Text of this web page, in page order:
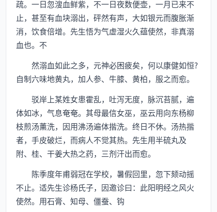
疏。一日忽溲血鲜紫，不一日夜数便壶，一月已来不
止，甚至有血块溺出，砰然有声，大如银元而腹胀渐
消，饮食倍增。先生悟为气虚湿火久蕴使然，非真溺
血也。不
然溺血如此之多，元神必困疲矣，何以康健如恒?
自制六味地黄丸，加人参、牛膝、黄柏，服之而愈。
驳岸上某姓女患霍乱，吐泻无度，脉沉苔腻，遍
体如冰，气息奄奄。其母最信女巫，巫云用向东杨柳
枝煎汤薰洗，因用沸汤遍体揩洗。终日不休。汤热揩
者，手皮破烂，而病人不觉其热。先生用半硫丸及
附、桂、干姜大热之药，三剂汗出而愈。
陈季度年甫弱冠在学校，暑假回里，忽下颏动摇
不止。适先生诊杨氏子，因邀诊曰：此阳明经之风火
使然。用石膏、知母、僵蚕、钩